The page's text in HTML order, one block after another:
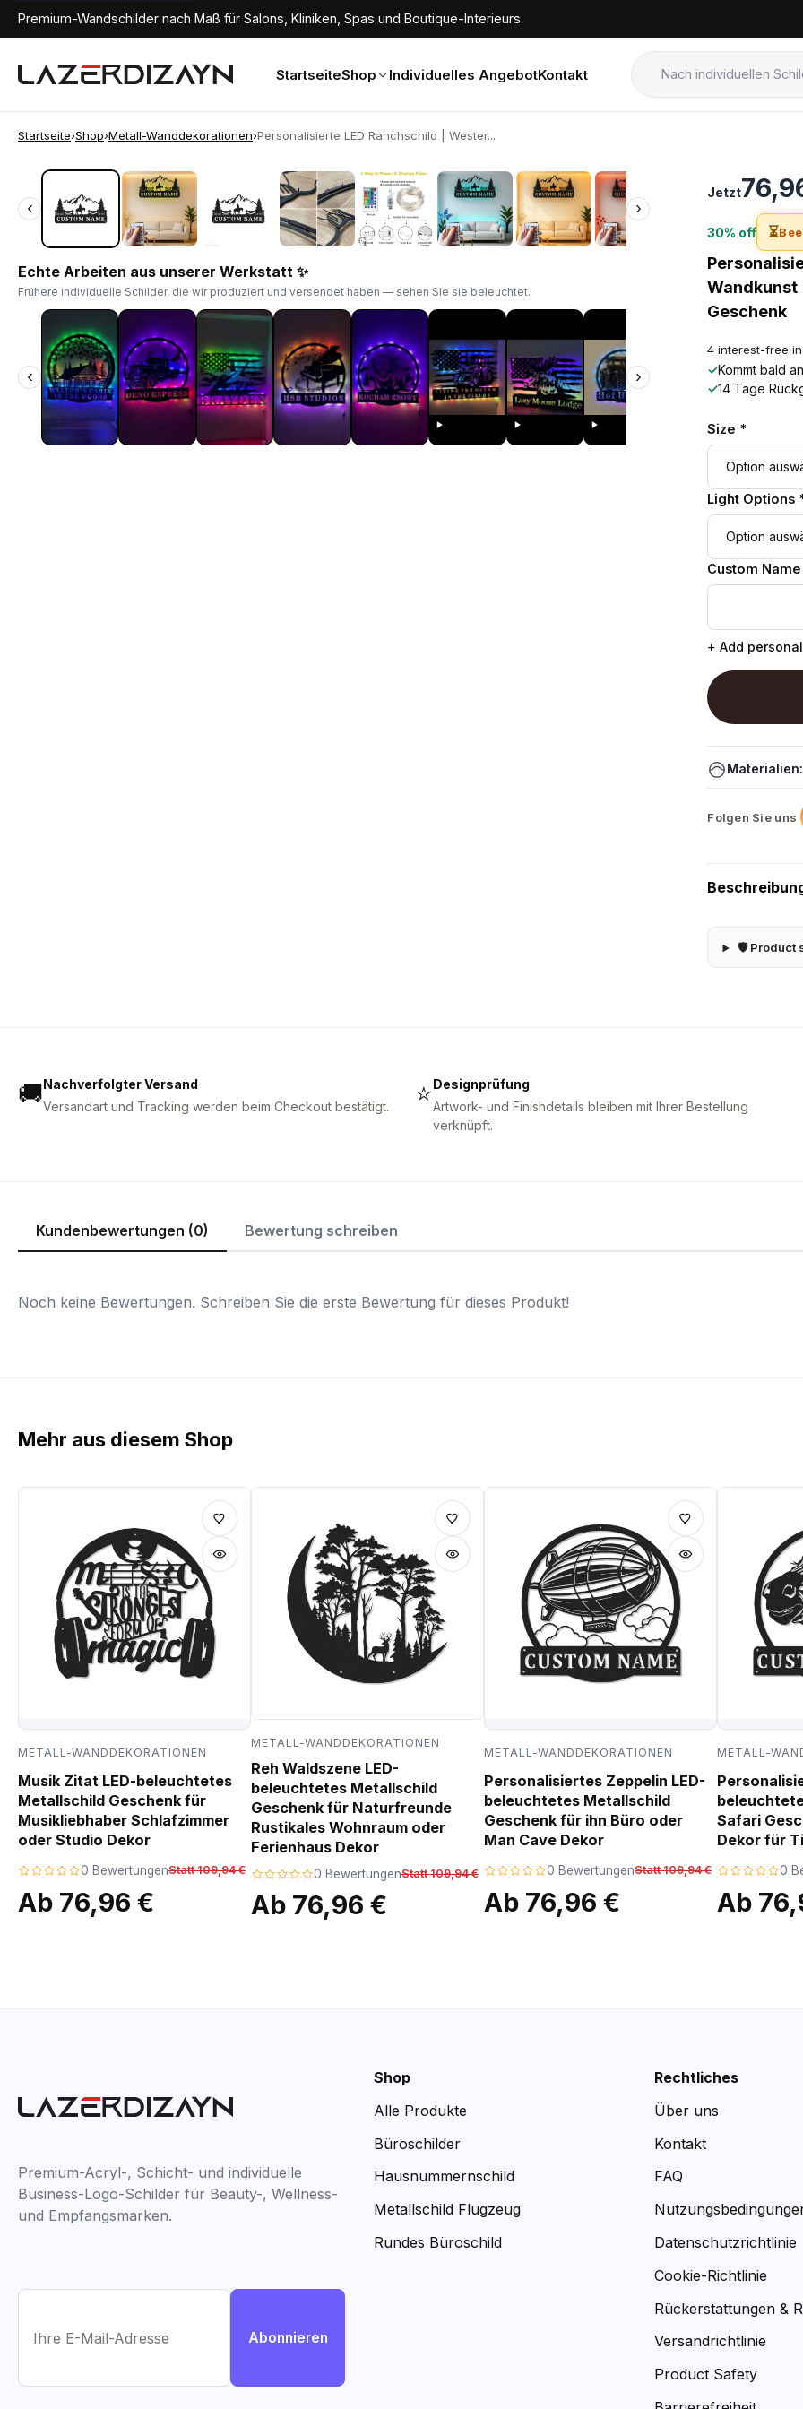
Premium-Wandschilder nach Maß für Salons, Kliniken, Spas und Boutique-Interieurs.
StartseiteShop Individuelles AngebotKontakt
Startseite›Shop›Metall-Wanddekorationen›Personalisierte LED Ranchschild | Wester...
‹ ›
‹ ›
Echte Arbeiten aus unserer Werkstatt ✨
Frühere individuelle Schilder, die wir produziert und versendet haben — sehen Sie sie beleuchtet.
‹ ›
Jetzt
30% off ⏳
Wandkunst
Geschenk
4 interest-free
✓Kommt bald
✓14 Tage
Size *
Light Options
Custom
+ Add
Materialien:
Folgen Sie uns
🛡 Product
🚚Nachverfolgter Versand
Versandart und Tracking werden beim Checkout bestätigt.
⭐Designprüfung
Artwork- und Finishdetails bleiben mit Ihrer Bestellung
verknüpft.
Kundenbewertungen (0) Bewertung schreiben
Noch keine Bewertungen. Schreiben Sie die erste Bewertung für dieses Produkt!
Mehr aus diesem Shop
METALL-WANDDEKORATIONEN
Musik Zitat LED-beleuchtetes
Metallschild Geschenk für
Musikliebhaber Schlafzimmer
oder Studio Dekor
0 BewertungenStatt 109,94 €
Ab 76,96 €
METALL-WANDDEKORATIONEN
Reh Waldszene LED-
beleuchtetes Metallschild
Geschenk für Naturfreunde
Rustikales Wohnraum oder
Ferienhaus Dekor
0 BewertungenStatt 109,94 €
Ab 76,96 €
METALL-WANDDEKORATIONEN
Personalisiertes Zeppelin LED-
beleuchtetes Metallschild
Geschenk für ihn Büro oder
Man Cave Dekor
0 BewertungenStatt 109,94 €
Ab 76,96 €
METALL-
Safari
Dekor für
0
Ab
Premium-Acryl-, Schicht- und individuelle
Business-Logo-Schilder für Beauty-, Wellness-
und Empfangsmarken.
Abonnieren
Shop
Alle Produkte
Büroschilder
Hausnummernschild
Metallschild Flugzeug
Rundes Büroschild
Rechtliches
Über uns
Kontakt
FAQ
Datenschutzrichtlinie
Cookie-Richtlinie
Rückerstattungen &
Versandrichtlinie
Product Safety